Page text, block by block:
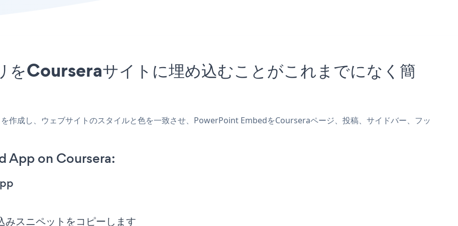
Courseraサイトに埋め込むことがこれまでになく簡
作成し、ウェブサイトのスタイルと色を一致させ、PowerPoint EmbedをCourseraページ、投稿、サイドバー、フッ
App on Coursera:
スニペットをコピーします